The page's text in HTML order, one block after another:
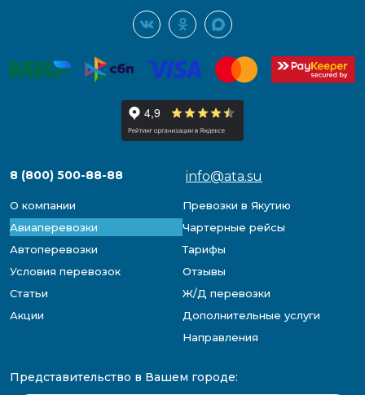
8 (800) 500-88-88 info@ata.su
О компании
Превозки в Якутию
Авиаперевозки
Чартерные рейсы
Автоперевозки
Тарифы
Условия перевозок
Отзывы
Статьи
Ж/Д перевозки
Акции
Дополнительные услуги
Направления
Представительство в Вашем городе: